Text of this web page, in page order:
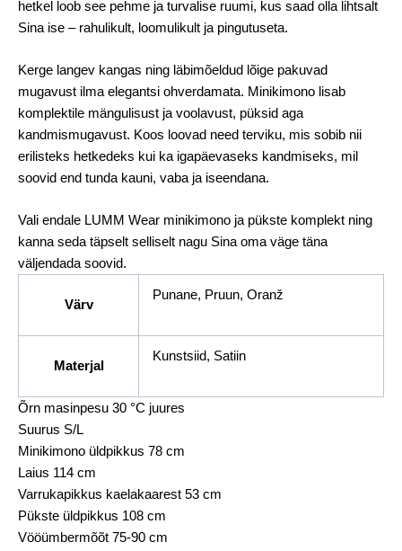
hetkel loob see pehme ja turvalise ruumi, kus saad olla lihtsalt
Sina ise – rahulikult, loomulikult ja pingutuseta.
Kerge langev kangas ning läbimõeldud lõige pakuvad
mugavust ilma elegantsi ohverdamata. Minikimono lisab
komplektile mängulisust ja voolavust, püksid aga
kandmismugavust. Koos loovad need terviku, mis sobib nii
erilisteks hetkedeks kui ka igapäevaseks kandmiseks, mil
soovid end tunda kauni, vaba ja iseendana.
Vali endale LUMM Wear minikimono ja pükste komplekt ning
kanna seda täpselt selliselt nagu Sina oma väge täna
väljendada soovid.
Värv
Punane, Pruun, Oranž
Materjal
Kunstsiid, Satiin
Õrn masinpesu 30 °C juures
Suurus S/L
Minikimono üldpikkus 78 cm
Laius 114 cm
Varrukapikkus kaelakaarest 53 cm
Pükste üldpikkus 108 cm
Vööümbermõõt 75-90 cm